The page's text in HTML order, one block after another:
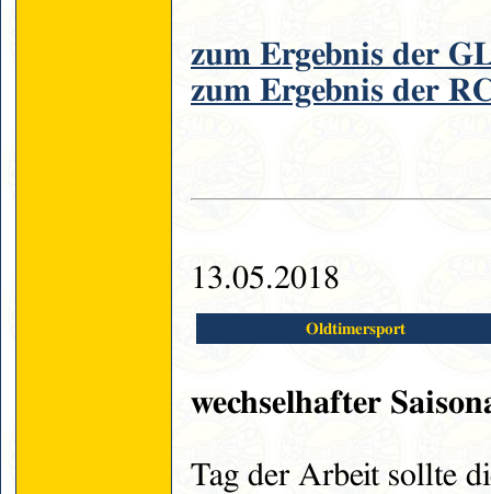
zum Ergebnis der
zum Ergebnis der
13.05.2018
Oldtimersport
wechselhafter
Tag der Arbeit sollte